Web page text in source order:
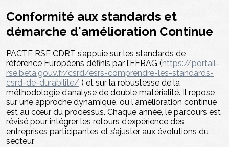
Conformité aux standards et
démarche d'amélioration Continue
PACTE RSE CDRT s’appuie sur les standards de
référence Européens définis par l’EFRAG (https://portail-
rse.beta.gouv.fr/csrd/esrs-comprendre-les-standards-
csrd-de-durabilite/ ) et sur la robustesse de la
méthodologie d’analyse de double matérialité. Il repose
sur une approche dynamique, où l'amélioration continue
est au cœur du processus. Chaque année, le parcours est
révisé pour intégrer les retours d’expérience des
entreprises participantes et s’ajuster aux évolutions du
secteur.